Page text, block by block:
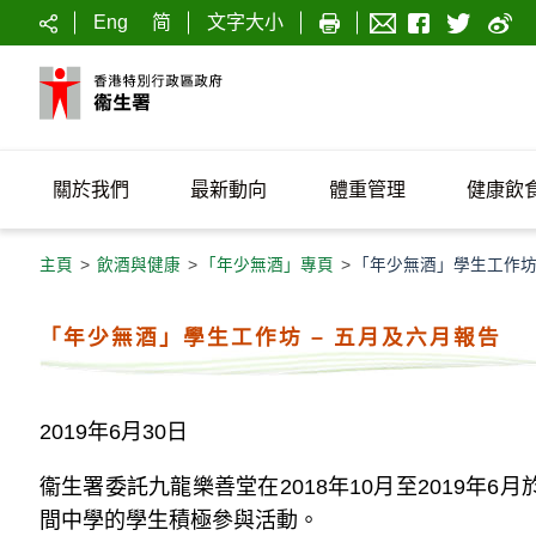
Eng 简 文字大小
關於我們 最新動向 體重管理 健康飲
主頁 > 飲酒與健康 > 「年少無酒」專頁 > 「年少無酒」學生工作
「年少無酒」學生工作坊 – 五月及六月報告
2019年6月30日
衞生署委託九龍樂善堂在2018年10月至2019年6
間中學的學生積極參與活動。